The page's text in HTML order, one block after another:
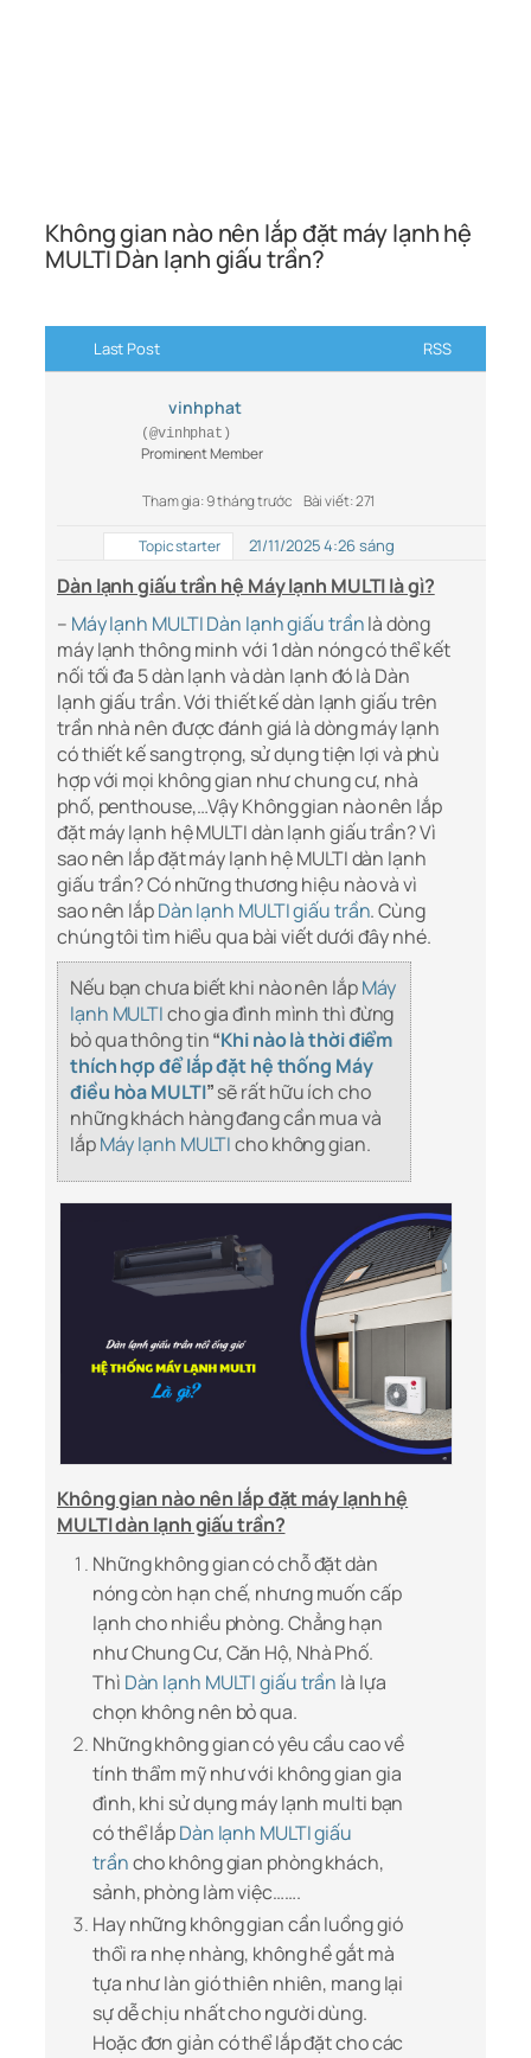
Không gian nào nên lắp đặt máy lạnh hệ
MULTI Dàn lạnh giấu trần?
Last Post RSS
vinhphat
(@vinhphat)
Prominent Member
Tham gia: 9 tháng trước Bài viết: 271
Topic starter 21/11/2025 4:26 sáng
Dàn lạnh giấu trần hệ Máy lạnh MULTI là gì?
– Máy lạnh MULTI Dàn lạnh giấu trầnlà dòng
máy lạnh thông minh với 1 dàn nóng có thể kết
nối tối đa 5 dàn lạnh và dàn lạnh đó là Dàn
lạnh giấu trần. Với thiết kế dàn lạnh giấu trên
trần nhà nên được đánh giá là dòng máy lạnh
có thiết kế sang trọng, sử dụng tiện lợi và phù
hợp với mọi không gian như chung cư, nhà
phố, penthouse,…Vậy Không gian nào nên lắp
đặt máy lạnh hệ MULTI dàn lạnh giấu trần? Vì
sao nên lắp đặt máy lạnh hệ MULTI dàn lạnh
giấu trần? Có những thương hiệu nào và vì
sao nên lắpDàn lạnh MULTI giấu trần. Cùng
chúng tôi tìm hiểu qua bài viết dưới đây nhé.
Nếu bạn chưa biết khi nào nên lắpMáy
lạnh MULTIcho gia đình mình thì đừng
bỏ qua thông tin“Khi nào là thời điểm
thích hợp để lắp đặt hệ thống Máy
điều hòa MULTI”sẽ rất hữu ích cho
những khách hàng đang cần mua và
lắpMáy lạnh MULTIcho không gian.
Không gian nào nên lắp đặt máy lạnh hệ
MULTI dàn lạnh giấu trần?
Những không gian có chỗ đặt dàn
nóng còn hạn chế, nhưng muốn cấp
lạnh cho nhiều phòng. Chẳng hạn
như Chung Cư, Căn Hộ, Nhà Phố.
Thì Dàn lạnh MULTI giấu trần là lựa
chọn không nên bỏ qua.
Những không gian có yêu cầu cao về
tính thẩm mỹ như với không gian gia
đình, khi sử dụng máy lạnh multi bạn
có thể lắpDàn lạnh MULTI giấu
trầncho không gian phòng khách,
sảnh, phòng làm việc…….
Hay những không gian cần luồng gió
thổi ra nhẹ nhàng, không hề gắt mà
tựa như làn gió thiên nhiên, mang lại
sự dễ chịu nhất cho người dùng.
Hoặc đơn giản có thể lắp đặt cho các